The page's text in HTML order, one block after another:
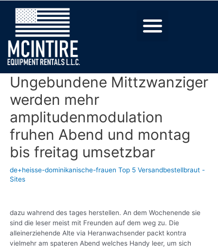
Ungebundene Mittzwanziger
werden mehr
amplitudenmodulation
fruhen Abend und montag
bis freitag umsetzbar
de+heisse-dominikanische-frauen Top 5 Versandbestellbraut -
Sites
dazu wahrend des tages herstellen. An dem Wochenende sie
sind die leser meist mit Freunden auf dem weg zu. Die
alleinerziehende Alte via Heranwachsender packt kontra
vielmehr am spateren Abend welches Handy leer, um sich